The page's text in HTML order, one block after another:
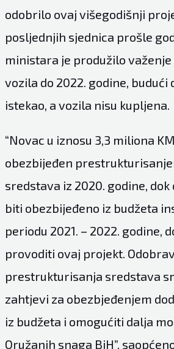
odobrilo ovaj višegodišnji
posljednjih sjednica prošle
ministara je produžilo važenje
vozila do 2022. godine, budući
istekao, a vozila nisu kupljena.
“Novac u iznosu 3,3 miliona
obezbijeđen
sredstava iz 2020. godine, dok
biti obezbijeđeno iz budžeta
periodu 2021. – 2022. godine,
provoditi ovaj projekt.
prestrukturisanja sredstava
zahtjevi za obezbjeđenjem
iz budžeta i omogućiti dalja
Oružanih snaga BiH”,